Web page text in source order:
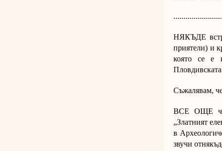
НЯКЪДЕ
приятели) и
която се е
Съжалявам,
ВСЕ ОЩЕ
„Златният
в
звучи